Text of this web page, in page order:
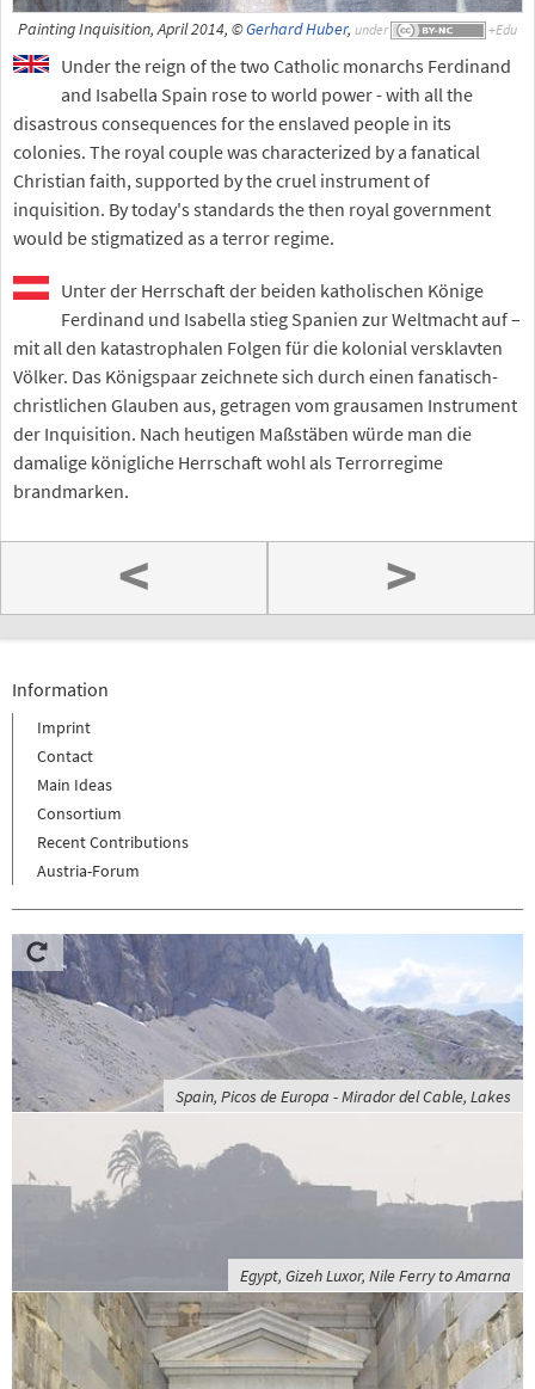
Painting Inquisition, April 2014, ©Gerhard Huber, under
Under the reign of the two Catholic monarchs Ferdinand
and Isabella Spain rose to world power - with all the
disastrous consequences for the enslaved people in its
colonies. The royal couple was characterized by a fanatical
Christian faith, supported by the cruel instrument of
inquisition. By today's standards the then royal government
would be stigmatized as a terror regime.
Unter der Herrschaft der beiden katholischen Könige
Ferdinand und Isabella stieg Spanien zur Weltmacht auf –
mit all den katastrophalen Folgen für die kolonial versklavten
Völker. Das Königspaar zeichnete sich durch einen fanatisch-
christlichen Glauben aus, getragen vom grausamen Instrument
der Inquisition. Nach heutigen Maßstäben würde man die
damalige königliche Herrschaft wohl als Terrorregime
brandmarken.
< >
Information
Imprint
Contact
Main Ideas
Consortium
Recent Contributions
Austria-Forum
Spain, Picos de Europa - Mirador del Cable, Lakes
Egypt, Gizeh Luxor, Nile Ferry to Amarna